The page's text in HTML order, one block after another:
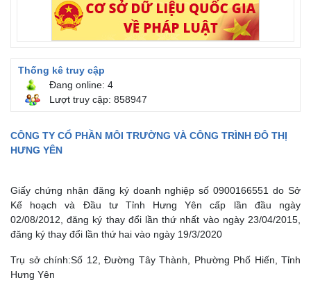
Thống kê truy cập
Đang online: 4
Lượt truy cập: 858947
CÔNG TY CỔ PHẦN MÔI TRƯỜNG VÀ CÔNG TRÌNH ĐÔ THỊ
HƯNG YÊN
Giấy chứng nhận đăng ký doanh nghiệp số 0900166551 do Sở
Kế hoạch và Đầu tư Tỉnh Hưng Yên cấp lần đầu ngày
02/08/2012, đăng ký thay đổi lần thứ nhất vào ngày 23/04/2015,
đăng ký thay đổi lần thứ hai vào ngày 19/3/2020
Trụ sở chính:Số 12, Đường Tây Thành, Phường Phố Hiến, Tỉnh
Hưng Yên